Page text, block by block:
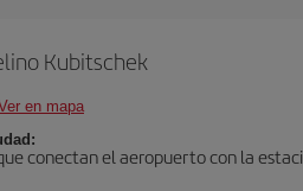
Kubitschek
en mapa
conectan el aeropuerto con la